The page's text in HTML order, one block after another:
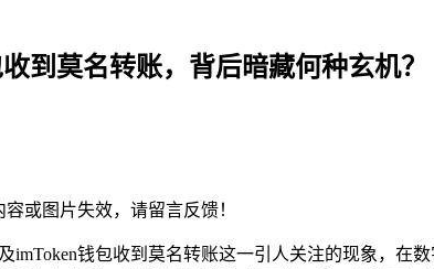
到莫名转账，背后暗藏何种玄机？
容或图片失效，请留言反馈！
imToken钱包收到莫名转账这一引人关注的现象，